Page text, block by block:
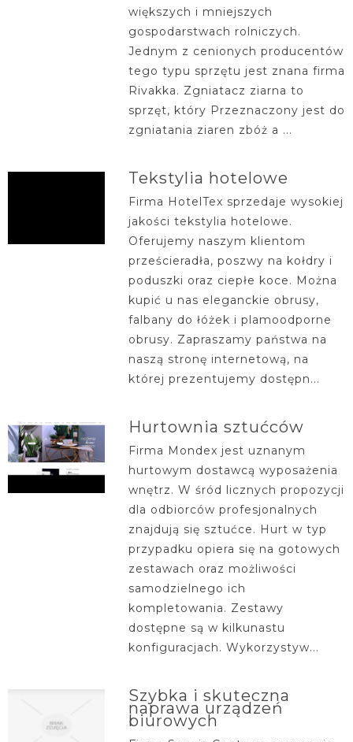
większych i mniejszych
gospodarstwach rolniczych.
Jednym z cenionych producentów
tego typu sprzętu jest znana firma
Rivakka. Zgniatacz ziarna to
sprzęt, który Przeznaczony jest do
zgniatania ziaren zbóż a ...
Tekstylia hotelowe
Firma HotelTex sprzedaje wysokiej
jakości tekstylia hotelowe.
Oferujemy naszym klientom
prześcieradła, poszwy na kołdry i
poduszki oraz ciepłe koce. Można
kupić u nas eleganckie obrusy,
falbany do łóżek i plamoodporne
obrusy. Zapraszamy państwa na
naszą stronę internetową, na
której prezentujemy dostępn...
Hurtownia sztućców
Firma Mondex jest uznanym
hurtowym dostawcą wyposażenia
wnętrz. W śród licznych propozycji
dla odbiorców profesjonalnych
znajdują się sztućce. Hurt w typ
przypadku opiera się na gotowych
zestawach oraz możliwości
samodzielnego ich
kompletowania. Zestawy
dostępne są w kilkunastu
konfiguracjach. Wykorzystyw...
Szybka i skuteczna
naprawa urządzeń
biurowych